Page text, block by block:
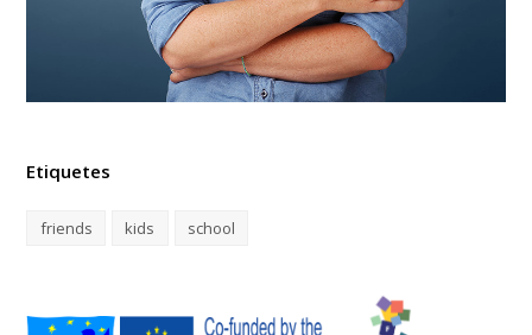
Etiquetes
friends kids school